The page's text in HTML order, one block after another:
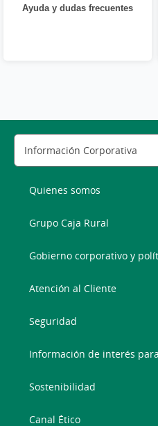
Ayuda y dudas frecuentes
Quienes somos
Grupo Caja Rural
Gobierno corporativo y
Atención al Cliente
Seguridad
Información de interés
Sostenibilidad
Canal Ético